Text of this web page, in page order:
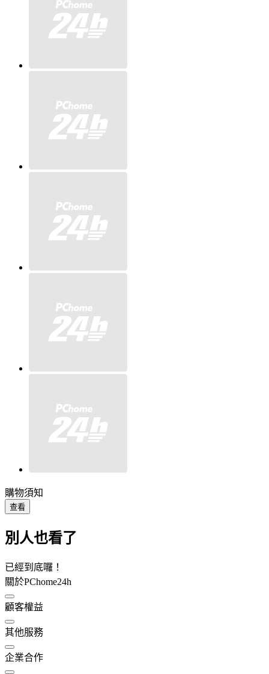
購物須知
查看
別人也看了
已經到底囉！
關於PChome24h
顧客權益
其他服務
企業合作